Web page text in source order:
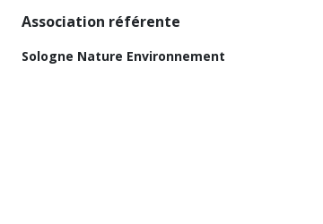
Association référente
Sologne Nature Environnement